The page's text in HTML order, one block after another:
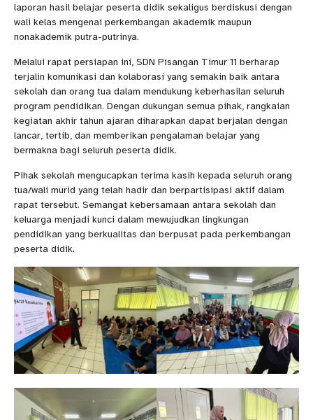
laporan hasil belajar peserta didik sekaligus berdiskusi dengan
wali kelas mengenai perkembangan akademik maupun
nonakademik putra-putrinya.
Melalui rapat persiapan ini, SDN Pisangan Timur 11 berharap
terjalin komunikasi dan kolaborasi yang semakin baik antara
sekolah dan orang tua dalam mendukung keberhasilan seluruh
program pendidikan. Dengan dukungan semua pihak, rangkaian
kegiatan akhir tahun ajaran diharapkan dapat berjalan dengan
lancar, tertib, dan memberikan pengalaman belajar yang
bermakna bagi seluruh peserta didik.
Pihak sekolah mengucapkan terima kasih kepada seluruh orang
tua/wali murid yang telah hadir dan berpartisipasi aktif dalam
rapat tersebut. Semangat kebersamaan antara sekolah dan
keluarga menjadi kunci dalam mewujudkan lingkungan
pendidikan yang berkualitas dan berpusat pada perkembangan
peserta didik.